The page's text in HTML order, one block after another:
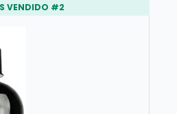
VENDIDO #2